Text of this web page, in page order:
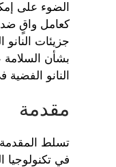
كعامل واقٍ ضد
جزيئات النانو
بشأن
النانو الفضية
مقدمة
تسلط المقدمة
في تكنولوجيا